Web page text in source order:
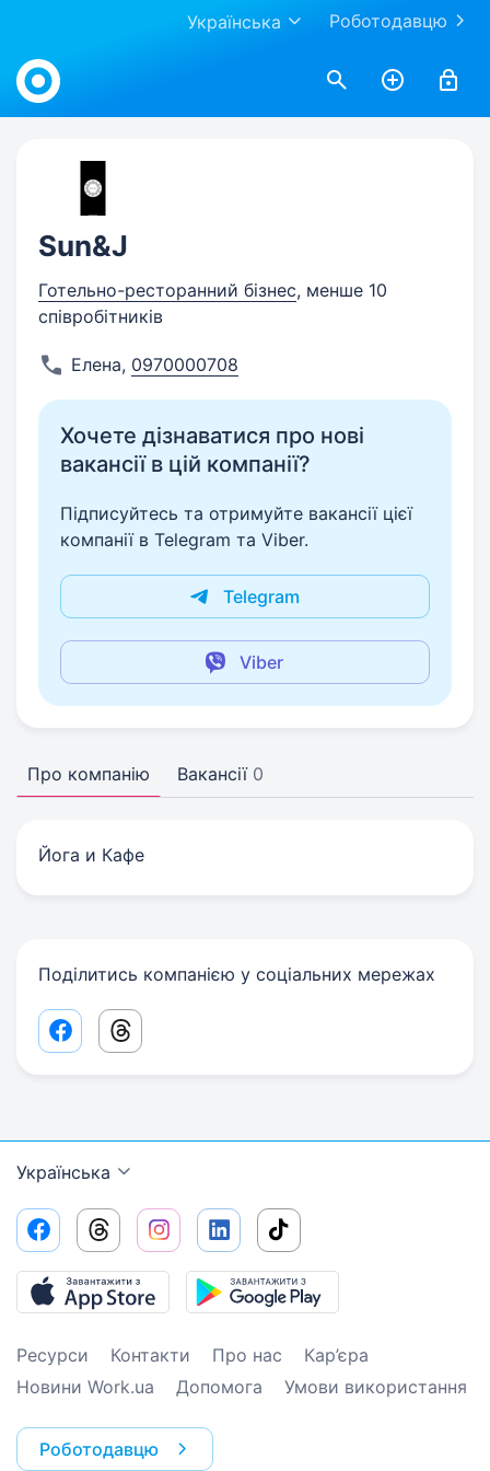
Роботодавцю
Українська
Work.ua
Sun&J
Готельно-ресторанний бізнес, менше 10
співробітників
Елена, 0970000708
Хочете дізнаватися про нові
вакансії в цій компанії?
Підписуйтесь та отримуйте вакансії цієї
компанії в Telegram та Viber.
Telegram
Viber
Про компанію Вакансії 0
Йога и Кафе
Поділитись компанією у соціальних мережах
Facebook share link
Threads share link
Українська
Ресурси Контакти Про нас
Кар’єра
Новини Work.ua
Допомога Умови використання
Роботодавцю